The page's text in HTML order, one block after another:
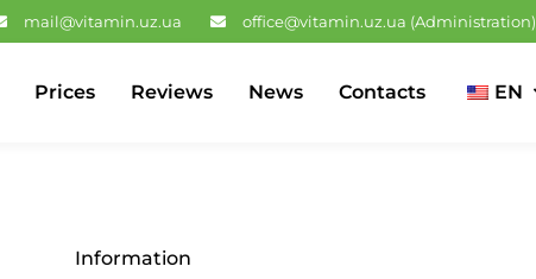
mail@vitamin.uz.ua office@vitamin.uz.ua (Administration)
Prices Reviews News Contacts EN
Information